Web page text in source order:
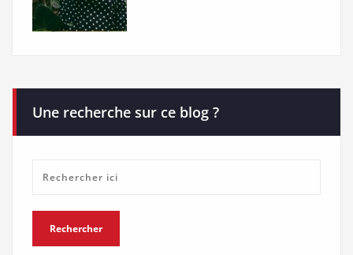
Une recherche sur ce blog ?